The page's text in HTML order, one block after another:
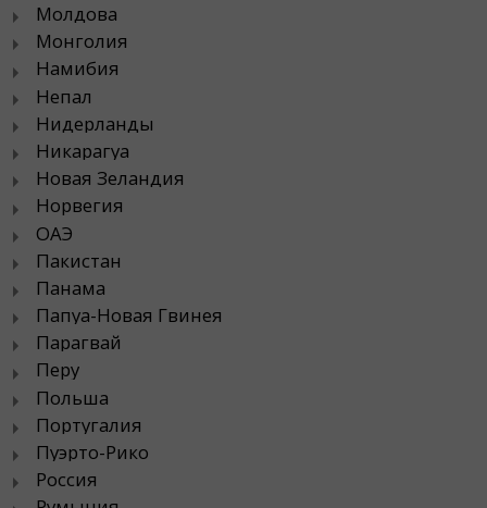
Молдова
Монголия
Намибия
Непал
Нидерланды
Никарагуа
Новая Зеландия
Норвегия
ОАЭ
Пакистан
Панама
Папуа-Новая Гвинея
Парагвай
Перу
Польша
Португалия
Пуэрто-Рико
Россия